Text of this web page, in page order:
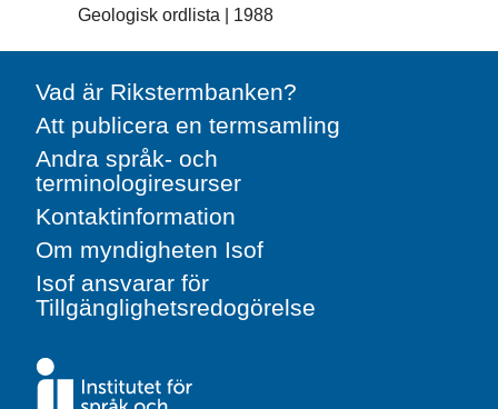
Geologisk ordlista | 1988
Vad är Rikstermbanken?
Att publicera en termsamling
Andra språk- och
terminologiresurser
Kontaktinformation
Om myndigheten Isof
Isof ansvarar för
Tillgänglighetsredogörelse